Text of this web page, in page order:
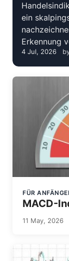
ein
Erkennung
4 Jul, 2026
FÜR
MACD-
11 May, 2026